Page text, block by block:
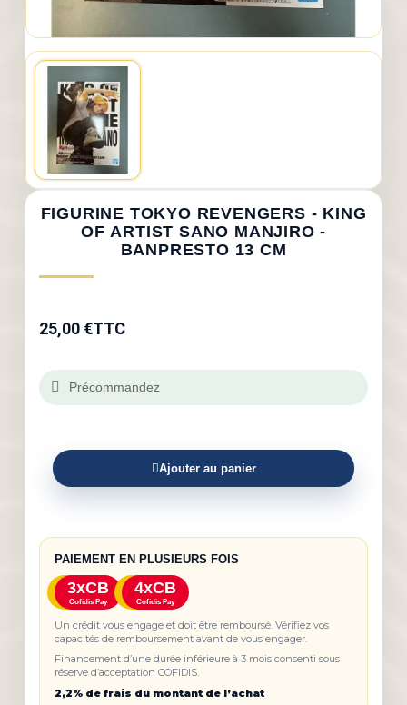
FIGURINE TOKYO REVENGERS - KING
OF ARTIST SANO MANJIRO -
BANPRESTO 13 CM
25,00 €TTC
Précommandez
Ajouter au panier
PAIEMENT EN PLUSIEURS FOIS
3xCB
Cofidis Pay
4xCB
Cofidis Pay
Un crédit vous engage et doit être remboursé. Vérifiez vos
capacités de remboursement avant de vous engager.
Financement d’une durée inférieure à 3 mois consenti sous
réserve d’acceptation COFIDIS.
2,2% de frais du montant de l’achat